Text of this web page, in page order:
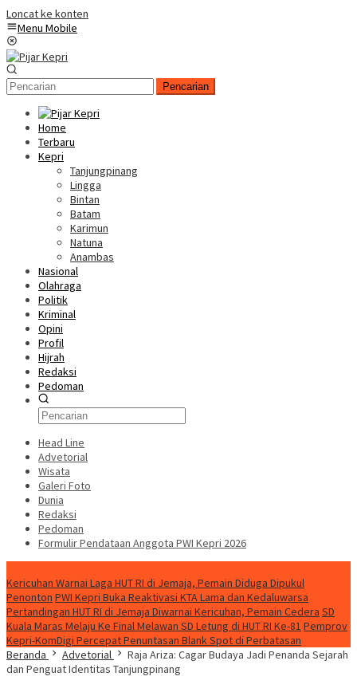
Loncat ke konten
Menu Mobile
Pencarian
Home
Terbaru
Kepri
Tanjungpinang
Lingga
Bintan
Batam
Karimun
Natuna
Anambas
Nasional
Olahraga
Politik
Kriminal
Opini
Profil
Hijrah
Redaksi
Pedoman
Head Line
Advetorial
Wisata
Galeri Foto
Dunia
Redaksi
Pedoman
Formulir Pendataan Anggota PWI Kepri 2026
Kericuhan Warnai Laga HUT RI di Jemaja, Pemain Diduga Dipukul
Penonton PWI Kepri Buka Reaktivasi KTA Lama dan Kedaluwarsa
Pertandingan HUT RI di Jemaja Diwarnai Kericuhan, Pemain Cedera SD
Kuala Maras Melaju Ke Final Melawan SD Letung di HUT RI Ke-81 Pemprov
Kepri-KomDigi Percepat Penuntasan Blank Spot di Perbatasan
Beranda
Advetorial
Raja Ariza: Cagar Budaya Jadi Penanda Sejarah
dan Penguat Identitas Tanjungpinang